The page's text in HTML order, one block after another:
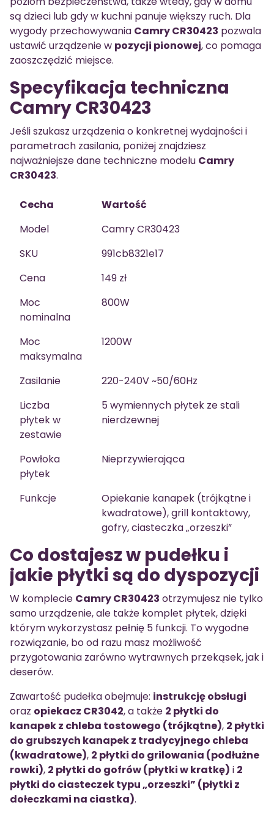
są dzieci lub gdy w kuchni panuje większy ruch. Dla
wygody przechowywania Camry CR30423 pozwala
ustawić urządzenie w pozycji pionowej, co pomaga
zaoszczędzić miejsce.
Specyfikacja techniczna
Camry CR30423
Jeśli szukasz urządzenia o konkretnej wydajności i
parametrach zasilania, poniżej znajdziesz
najważniejsze dane techniczne modelu Camry
CR30423.
Cecha
Wartość
Model
Camry CR30423
SKU
991cb8321e17
Cena
149 zł
Moc
nominalna
800W
Moc
maksymalna
1200W
Zasilanie
220-240V ~50/60Hz
Liczba
płytek w
zestawie
5 wymiennych płytek ze stali
nierdzewnej
Powłoka
płytek
Nieprzywierająca
Funkcje
Opiekanie kanapek (trójkątne i
kwadratowe), grill kontaktowy,
gofry, ciasteczka „orzeszki”
Co dostajesz w pudełku i
jakie płytki są do dyspozycji
W komplecie Camry CR30423 otrzymujesz nie tylko
samo urządzenie, ale także komplet płytek, dzięki
którym wykorzystasz pełnię 5 funkcji. To wygodne
rozwiązanie, bo od razu masz możliwość
przygotowania zarówno wytrawnych przekąsek, jak i
deserów.
Zawartość pudełka obejmuje: instrukcję obsługi
oraz opiekacz CR3042, a także 2 płytki do
kanapek z chleba tostowego (trójkątne), 2 płytki
do grubszych kanapek z tradycyjnego chleba
(kwadratowe), 2 płytki do grilowania (podłużne
rowki), 2 płytki do gofrów (płytki w kratkę) i 2
płytki do ciasteczek typu „orzeszki” (płytki z
dołeczkami na ciastka).